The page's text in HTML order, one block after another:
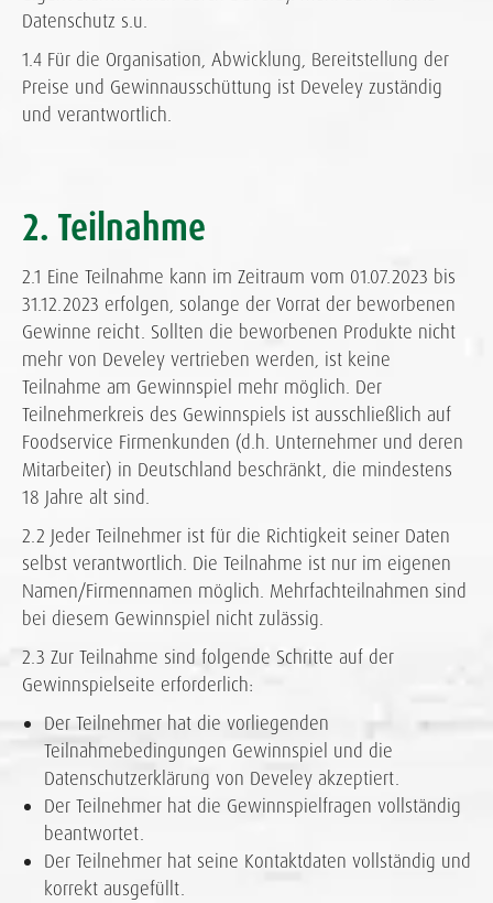
Datenschutz s.u.
1.4 Für die Organisation, Abwicklung, Bereitstellung der
Preise und Gewinnausschüttung ist Develey zuständig
und verantwortlich.
2. Teilnahme
2.1 Eine Teilnahme kann im Zeitraum vom 01.07.2023 bis
31.12.2023 erfolgen, solange der Vorrat der beworbenen
Gewinne reicht. Sollten die beworbenen Produkte nicht
mehr von Develey vertrieben werden, ist keine
Teilnahme am Gewinnspiel mehr möglich. Der
Teilnehmerkreis des Gewinnspiels ist ausschließlich auf
Foodservice Firmenkunden (d.h. Unternehmer und deren
Mitarbeiter) in Deutschland beschränkt, die mindestens
18 Jahre alt sind.
2.2 Jeder Teilnehmer ist für die Richtigkeit seiner Daten
selbst verantwortlich. Die Teilnahme ist nur im eigenen
Namen/Firmennamen möglich. Mehrfachteilnahmen sind
bei diesem Gewinnspiel nicht zulässig.
2.3 Zur Teilnahme sind folgende Schritte auf der
Gewinnspielseite erforderlich:
Der Teilnehmer hat die vorliegenden
Teilnahmebedingungen Gewinnspiel und die
Datenschutzerklärung von Develey akzeptiert.
Der Teilnehmer hat die Gewinnspielfragen vollständig
beantwortet.
Der Teilnehmer hat seine Kontaktdaten vollständig und
korrekt ausgefüllt.